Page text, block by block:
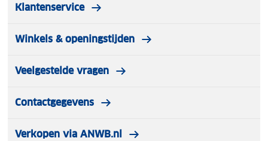
Klantenservice
Winkels & openingstijden
Veelgestelde vragen
Contactgegevens
Verkopen via ANWB.nl